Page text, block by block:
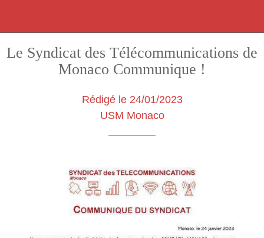
Le Syndicat des Télécommunications de
Monaco Communique !
Rédigé le 24/01/2023
USM Monaco